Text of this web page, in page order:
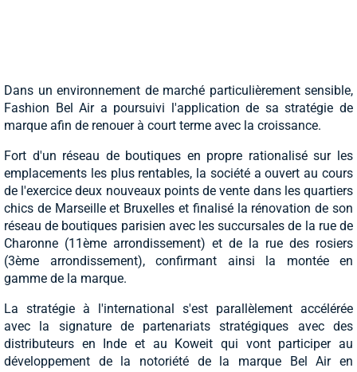
Dans un environnement de marché particulièrement sensible,
Fashion Bel Air a poursuivi l'application de sa stratégie de
marque afin de renouer à court terme avec la croissance.
Fort d'un réseau de boutiques en propre rationalisé sur les
emplacements les plus rentables, la société a ouvert au cours
de l'exercice deux nouveaux points de vente dans les quartiers
chics de Marseille et Bruxelles et finalisé la rénovation de son
réseau de boutiques parisien avec les succursales de la rue de
Charonne (11ème arrondissement) et de la rue des rosiers
(3ème arrondissement), confirmant ainsi la montée en
gamme de la marque.
La stratégie à l'international s'est parallèlement accélérée
avec la signature de partenariats stratégiques avec des
distributeurs en Inde et au Koweit qui vont participer au
développement de la notoriété de la marque Bel Air en